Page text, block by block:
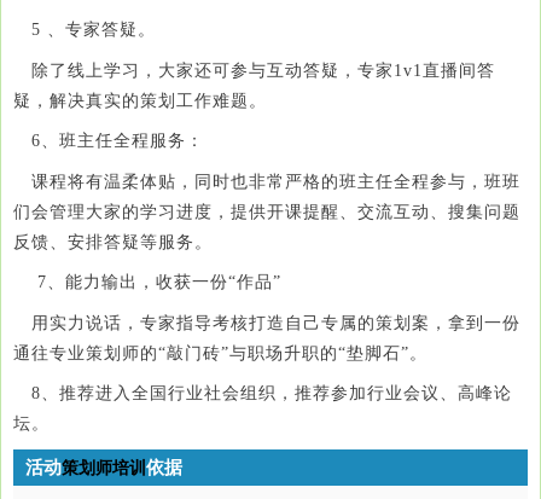
5 、专家答疑。
除了线上学习，大家还可参与互动答疑，专家1v1直播间答
疑，解决真实的策划工作难题。
6、班主任全程服务：
课程将有温柔体贴，同时也非常严格的班主任全程参与，班班
们会管理大家的学习进度，提供开课提醒、交流互动、搜集问题
反馈、安排答疑等服务。
7、能力输出，收获一份“作品”
用实力说话，专家指导考核打造自己专属的策划案，拿到一份
通往专业策划师的“敲门砖”与职场升职的“垫脚石”。
8、推荐进入全国行业社会组织，推荐参加行业会议、高峰论
坛。
活动策划师培训 依据